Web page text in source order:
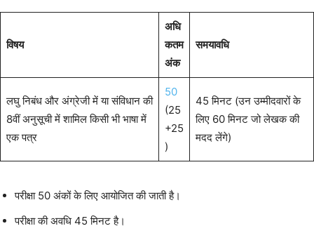
विषय
अधि
कतम
अंक
समयावधि
लघु निबंध और अंग्रेजी में या संविधान की
8वीं अनुसूची में शामिल किसी भी भाषा में
एक पत्र
50
(25
+25
)
45 मिनट (उन उम्मीदवारों के
लिए 60 मिनट जो लेखक की
मदद लेंगे)
परीक्षा 50 अंकों के लिए आयोजित की जाती है।
परीक्षा की अवधि 45 मिनट है।